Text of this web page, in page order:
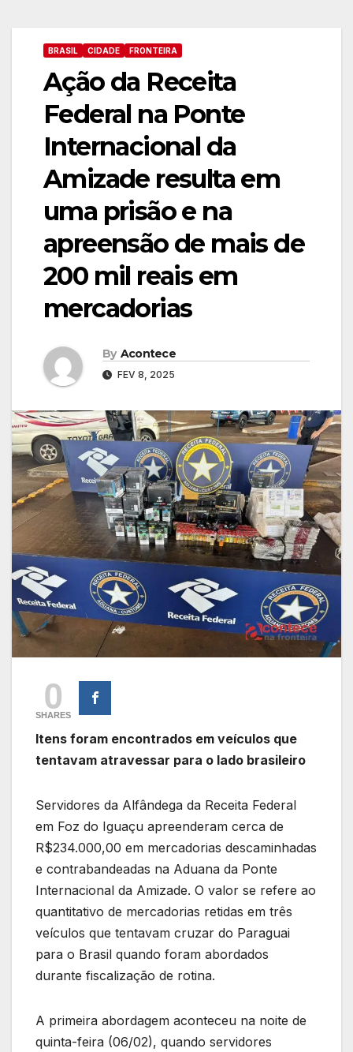
BRASIL CIDADE FRONTEIRA
Ação da Receita
Federal na Ponte
Internacional da
Amizade resulta em
uma prisão e na
apreensão de mais de
200 mil reais em
mercadorias
By Acontece
FEV 8, 2025
0
SHARES
Itens foram encontrados em veículos que
tentavam atravessar para o lado brasileiro
Servidores da Alfândega da Receita Federal
em Foz do Iguaçu apreenderam cerca de
R$234.000,00 em mercadorias descaminhadas
e contrabandeadas na Aduana da Ponte
Internacional da Amizade. O valor se refere ao
quantitativo de mercadorias retidas em três
veículos que tentavam cruzar do Paraguai
para o Brasil quando foram abordados
durante fiscalização de rotina.
A primeira abordagem aconteceu na noite de
quinta-feira (06/02), quando servidores